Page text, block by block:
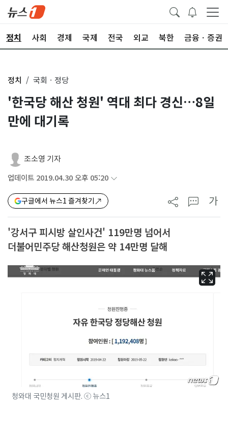
정치 사회 경제 국제 전국 외교 북한 금융ㆍ증권
정치 국회ㆍ정당
'한국당 해산 청원' 역대 최다 경신…8일
만에 대기록
조소영 기자
업데이트 2019.04.30 오후 05:20
구글에서 뉴스1 즐겨찾기 가
'강서구 피시방 살인사건' 119만명 넘어서
더불어민주당 해산청원은 약 14만명 달해
청와대 국민청원 게시판. ⓒ 뉴스1